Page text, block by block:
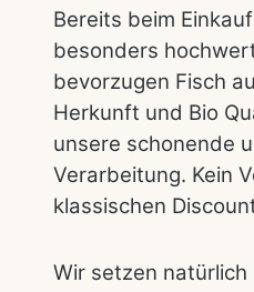
Bereits beim
besonders
bevorzugen Fisch
Herkunft und Bio
unsere schonende
Verarbeitung. Kein
klassischen
Wir setzen natürlich